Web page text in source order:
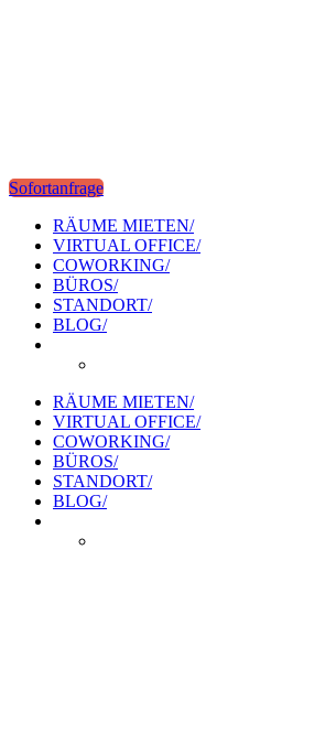
Sofortanfrage
RÄUME MIETEN/
VIRTUAL OFFICE/
COWORKING/
BÜROS/
STANDORT/
BLOG/
RÄUME MIETEN/
VIRTUAL OFFICE/
COWORKING/
BÜROS/
STANDORT/
BLOG/